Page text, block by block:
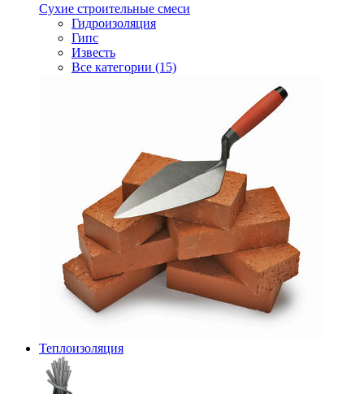
Сухие строительные смеси
Гидроизоляция
Гипс
Известь
Все категории (15)
Теплоизоляция